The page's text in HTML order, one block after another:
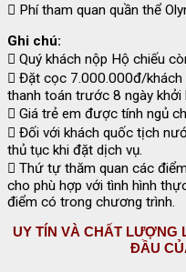
 Phí tham quan quần thể
Ghi chú:
 Quý khách nộp Hộ chiếu
 Đặt cọc 7.000.000đ/khách
thanh toán trước 8 ngày khởi
 Giá trẻ em được tính ngủ
 Đối với khách quốc tịch
thủ tục khi đặt dịch vụ.
 Thứ tự thăm quan các
cho phù hợp với tình hình
điểm có trong chương trình.
UY TÍN VÀ CHẤT LƯỢNG
ĐẦU